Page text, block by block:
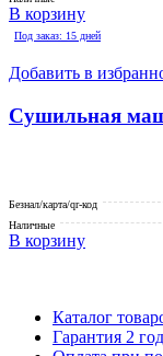
В корзину
Под заказ: 15 дней
Добавить в
Сушильная
Безнал/карта/qr-код
Наличные
В корзину
Каталог
Гарантия 2